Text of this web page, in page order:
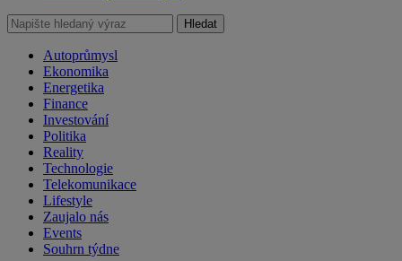
Hledat
Autoprůmysl
Ekonomika
Energetika
Finance
Investování
Politika
Reality
Technologie
Telekomunikace
Lifestyle
Zaujalo nás
Events
Souhrn týdne